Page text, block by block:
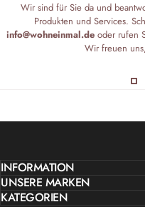
Wir sind für Sie da und
Produkten und Services.
info@wohneinmal.deoder rufen
Wir freuen
INFORMATION
UNSERE MARKEN
KATEGORIEN